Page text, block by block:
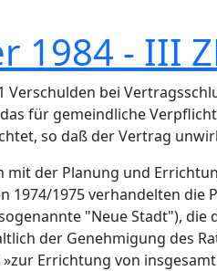
1984 - III
bei
für gemeindliche
so daß der Vertrag
der Planung und
1975 verhandelten die
"Neue Stadt"), die
der Genehmigung des
Errichtung von